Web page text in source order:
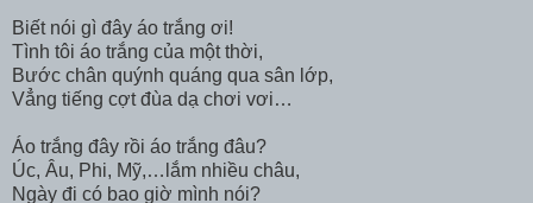
Biết nói gì đây áo trắng ơi!
Tình tôi áo trắng của một thời,
Bước chân quýnh quáng qua sân lớp,
Vẳng tiếng cợt đùa dạ chơi vơi…
Áo trắng đây rồi áo trắng đâu?
Úc, Âu, Phi, Mỹ,…lắm nhiều châu,
Ngày đi có bao giờ mình nói?